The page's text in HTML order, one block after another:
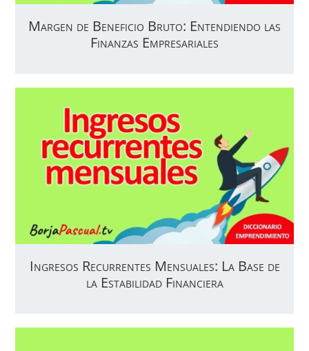
Margen de Beneficio Bruto: Entendiendo las
Finanzas Empresariales
Ingresos Recurrentes Mensuales: La Base de
la Estabilidad Financiera